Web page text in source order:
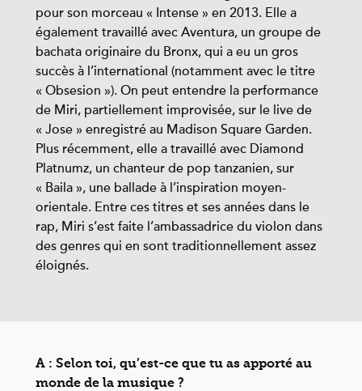
pour son morceau « Intense » en 2013. Elle a
également travaillé avec Aventura, un groupe de
bachata originaire du Bronx, qui a eu un gros
succès à l’international (notamment avec le titre
« Obsesion »). On peut entendre la performance
de Miri, partiellement improvisée, sur le live de
« Jose » enregistré au Madison Square Garden.
Plus récemment, elle a travaillé avec Diamond
Platnumz, un chanteur de pop tanzanien, sur
« Baila », une ballade à l’inspiration moyen-
orientale. Entre ces titres et ses années dans le
rap, Miri s’est faite l’ambassadrice du violon dans
des genres qui en sont traditionnellement assez
éloignés.
A : Selon toi, qu’est-ce que tu as apporté au
monde de la musique ?